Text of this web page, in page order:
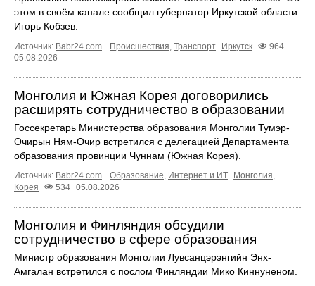
этом в своём канале сообщил губернатор Иркутской области
Игорь Кобзев.
Источник: Babr24.com. Происшествия, Транспорт Иркутск
964
05.08.2026
Монголия и Южная Корея договорились
расширять сотрудничество в образовании
Госсекретарь Министерства образования Монголии Тумэр-
Очирын Ням-Очир встретился с делегацией Департамента
образования провинции Чуннам (Южная Корея).
Источник: Babr24.com. Образование, Интернет и ИТ Монголия,
Корея
534 05.08.2026
Монголия и Финляндия обсудили
сотрудничество в сфере образования
Министр образования Монголии Лувсанцэрэнгийн Энх-
Амгалан встретился с послом Финляндии Мико Киннуненом.